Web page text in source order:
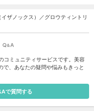
ザノックス）／グロウティントリ
コミュニティサービスです。美容
で、あなたの疑問や悩みもきっと
で質問する